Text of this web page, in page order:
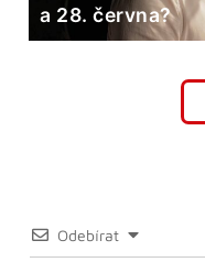
a 28. června?
Odebírat